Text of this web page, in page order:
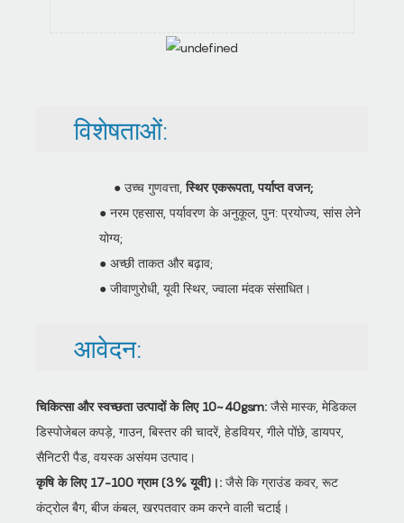
विशेषताओं:
● उच्च गुणवत्ता,स्थिर एकरूपता, पर्याप्त वजन;
● नरम एहसास, पर्यावरण के अनुकूल, पुन: प्रयोज्य, सांस लेने
योग्य;
● अच्छी ताकत और बढ़ाव;
● जीवाणुरोधी, यूवी स्थिर, ज्वाला मंदक संसाधित।
आवेदन:
चिकित्सा और स्वच्छता उत्पादों के लिए 10~40gsm: जैसे मास्क, मेडिकल
डिस्पोजेबल कपड़े, गाउन, बिस्तर की चादरें, हेडवियर, गीले पोंछे, डायपर,
सैनिटरी पैड, वयस्क असंयम उत्पाद।
कृषि के लिए 17-100 ग्राम (3% यूवी)।: जैसे कि ग्राउंड कवर, रूट
कंट्रोल बैग, बीज कंबल, खरपतवार कम करने वाली चटाई।